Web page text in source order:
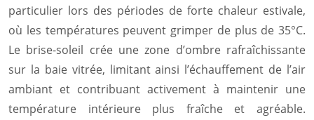
particulier lors des périodes de forte chaleur estivale,
où les températures peuvent grimper de plus de 35°C.
Le brise-soleil crée une zone d’ombre rafraîchissante
sur la baie vitrée, limitant ainsi l’échauffement de l’air
ambiant et contribuant activement à maintenir une
température intérieure plus fraîche et agréable.